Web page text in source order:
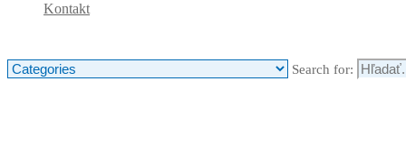
Kontakt
Search for: